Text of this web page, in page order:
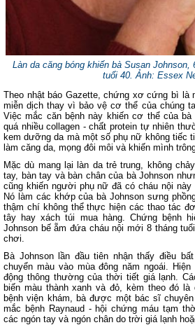
Làn da căng bóng khiến bà Susan
tuổi 40. Ảnh: Essex
Theo nhật báo Gazette, chứng xơ cứng bì là
miễn dịch thay vì bảo vệ cơ thể của chúng
Việc mắc căn bệnh này khiến cơ thể của bà
quá nhiều collagen - chất protein tự nhiên
kem dưỡng da mà một số phụ nữ không tiếc
làm căng da, mọng đôi môi và khiến mình
Mặc dù mang lại làn da trẻ trung, không
tay, bàn tay và bàn chân của bà Johnson
cũng khiến người phụ nữ đã có cháu nội
Nó làm các khớp của bà Johnson sưng
thậm chí không thể thực hiện các thao tác
tây hay xách túi mua hàng. Chứng bệnh
Johnson bế ẵm đứa cháu nội mới 8 tháng
chơi.
Bà Johnson lần đầu tiên nhận thấy điều
chuyển màu vào mùa đông năm ngoái.
động thông thường của thời tiết giá lạnh.
biến màu thành xanh và đỏ, kèm theo đó là
bệnh viện khám, bà được một bác sĩ
mắc bệnh Raynaud - hội chứng máu tạm
các ngón tay và ngón chân do trời giá lạnh